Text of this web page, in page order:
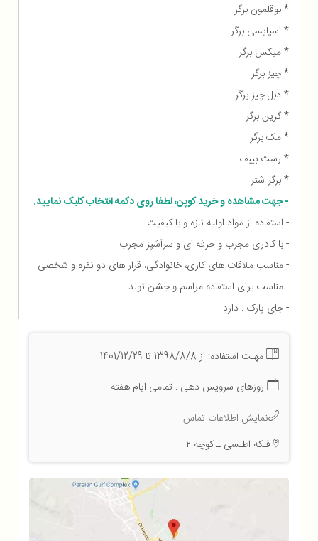
* بوقلمون برگر
* اسپایسی برگر
* میکس برگر
* چیز برگر
* دبل چیز برگر
* گرین برگر
* مک برگر
* رست بیبف
* برگر شتر
- جهت مشاهده و خرید کوپن، لطفا روی دکمه انتخاب کلیک نمایید.
- استفاده از مواد اولیه تازه و با کیفیت
- با کادری مجرب و حرفه ای و سرآشپز مجرب
- مناسب ملاقات های کاری، خانوادگی، قرار های دو نفره و شخصی
- مناسب برای استفاده مراسم و جشن تولد
- جای پارک : دارد
مهلت استفاده: از 1398/8/8 تا 1401/12/29
روزهای سرویس دهی : تمامی ایام هفته
نمایش اطلاعات تماس
فلکه اطلسی ـ کوچه ۲